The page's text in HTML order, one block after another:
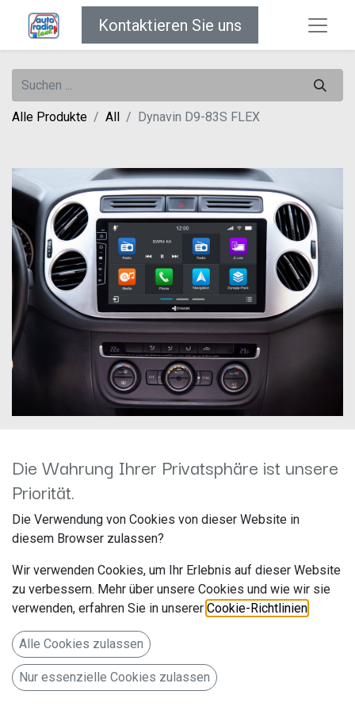
Kontaktieren Sie uns
Alle Produkte All Dynavin D9-83S FLEX
Dynavin D9-83S FLEX
Hersteller: Dynavin
Artikelnummer: D9-83 PR F
9-Zoll Android Navigationssystem für VW Tiguan 2007-
2017, Golf 5
299,00€ Alle Preise inkl. MwSt.
Die Wahrung Ihrer Privatsphäre ist unsere
Priorität.
Die Verwendung von Cookies von dieser Website in
diesem Browser zulassen?
Wir verwenden Cookies, um Ihr Erlebnis auf dieser Website
zu verbessern. Mehr über unsere Cookies und wie wir sie
verwenden, erfahren Sie in unserer Cookie-Richtlinien
Alle Cookies zulassen
Nur essenzielle Cookies zulassen